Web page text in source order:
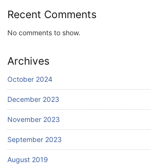
Recent Comments
No comments to show.
Archives
October 2024
December 2023
November 2023
September 2023
August 2019